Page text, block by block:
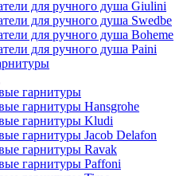
для ручного душа Giulini
для ручного душа Swedbe
для ручного душа Boheme
для ручного душа Paini
гарнитуры
гарнитуры Hansgrohe
гарнитуры Kludi
гарнитуры Jacob Delafon
гарнитуры Ravak
гарнитуры Paffoni